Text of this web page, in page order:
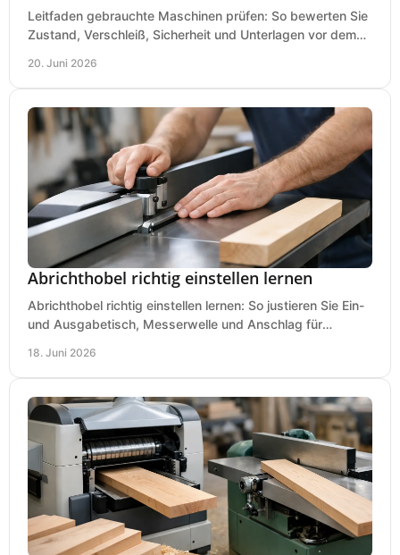
Leitfaden gebrauchte Maschinen prüfen: So bewerten Sie
Zustand, Verschleiß, Sicherheit und Unterlagen vor dem
20. Juni 2026
Abrichthobel richtig einstellen lernen
Abrichthobel richtig einstellen lernen: So justieren Sie Ein-
und Ausgabetisch, Messerwelle und Anschlag für
18. Juni 2026